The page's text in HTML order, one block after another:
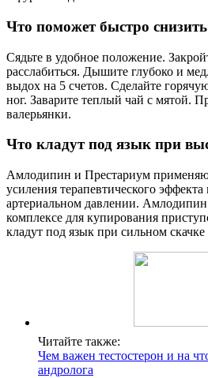
Что поможет быстро
Сядьте в удобное положение.
расслабиться. Дышите глубоко и
выдох на 5 счетов. Сделайте
ног. Заварите теплый чай с мятой.
валерьянки.
Что кладут под язык при
Амлодипин и Престариум
усиления терапевтического
артериальном давлении.
комплексе для купирования
кладут под язык при сильном скачке
Читайте также:
Чем важен тестостерон и на
андролога